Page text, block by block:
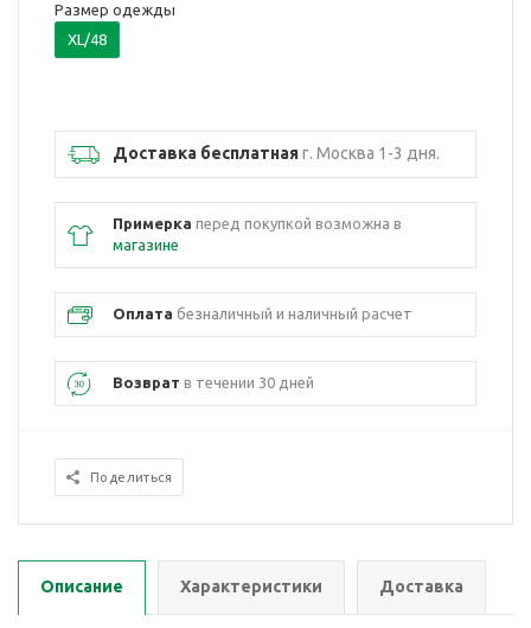
Размер одежды
XL/48
Доставка бесплатнаяг. Москва 1-3 дня.
Примерка перед покупкой возможна в
магазине
Оплата безналичный и наличный расчет
Возврат в течении 30 дней
Поделиться
Описание Характеристики Доставка